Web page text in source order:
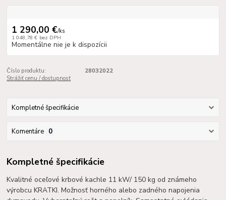
1 290,00 €/ks
1 048,78 € bez DPH
Momentálne nie je k dispozícii
Číslo produktu:
28032022
Strážiť cenu / dostupnosť
Kompletné špecifikácie
Komentáre 0
Kompletné špecifikácie
Kvalitné oceľové krbové kachle 11 kW/ 150 kg od známeho
výrobcu KRATKI. Možnosť horného alebo zadného napojenia